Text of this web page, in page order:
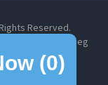
Reserved.
do boljeg
(0)